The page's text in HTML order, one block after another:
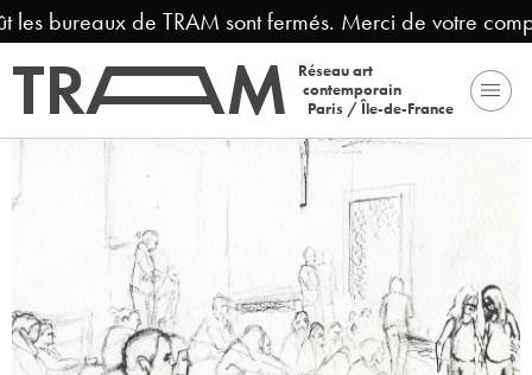
bureaux de TRAM sont fermés. Merci de votre
Réseau art
contemporain
Paris / Île-de-France